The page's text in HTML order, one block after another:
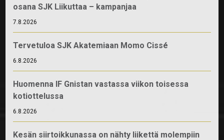
osana SJK Liikuttaa – kampanjaa
7.8.2026
Tervetuloa SJK Akatemiaan Momo Cissé
6.8.2026
Huomenna IF Gnistan vastassa viikon toisessa
kotiottelussa
6.8.2026
Kesän siirtoikkunassa on nähty liikettä molempiin